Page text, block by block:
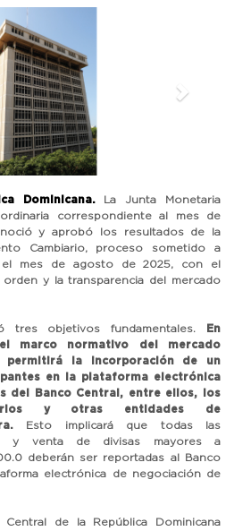
Dominicana.La Junta Monetaria
correspondiente al mes de
y aprobó los resultados de la
Cambiario, proceso sometido a
el mes de agosto de 2025, con el
y la transparencia del mercado
tres objetivos fundamentales.
En
marco normativo del mercado
permitirá la incorporación de un
en la plataforma electrónica
del Banco Central, entre ellos, los
y otras entidades de
Esto implicará que todas las
y venta de divisas mayores a
deberán ser reportadas al Banco
electrónica de negociación de
de la República Dominicana